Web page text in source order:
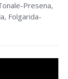
Presena,
Folgarida-